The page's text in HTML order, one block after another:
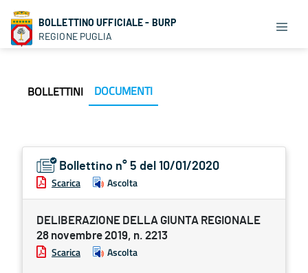
BOLLETTINO UFFICIALE - BURP
REGIONE PUGLIA
BOLLETTINI DOCUMENTI
Bollettino n° 5 del 10/01/2020
Scarica Ascolta
DELIBERAZIONE DELLA GIUNTA REGIONALE
28 novembre 2019, n. 2213
Scarica Ascolta